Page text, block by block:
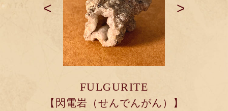
< >
FULGURITE
【閃電岩（せんでんがん）】